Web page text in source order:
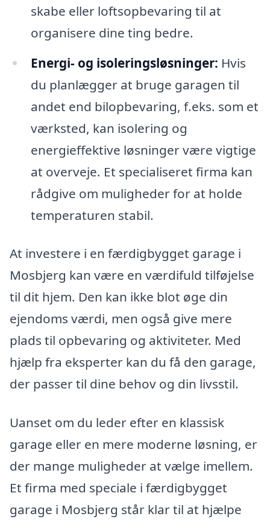
skabe eller loftsopbevaring til at
organisere dine ting bedre.
Energi- og isoleringsløsninger: Hvis
du planlægger at bruge garagen til
andet end bilopbevaring, f.eks. som et
værksted, kan isolering og
energieffektive løsninger være vigtige
at overveje. Et specialiseret firma kan
rådgive om muligheder for at holde
temperaturen stabil.
At investere i en færdigbygget garage i
Mosbjerg kan være en værdifuld tilføjelse
til dit hjem. Den kan ikke blot øge din
ejendoms værdi, men også give mere
plads til opbevaring og aktiviteter. Med
hjælp fra eksperter kan du få den garage,
der passer til dine behov og din livsstil.
Uanset om du leder efter en klassisk
garage eller en mere moderne løsning, er
der mange muligheder at vælge imellem.
Et firma med speciale i færdigbygget
garage i Mosbjerg står klar til at hjælpe